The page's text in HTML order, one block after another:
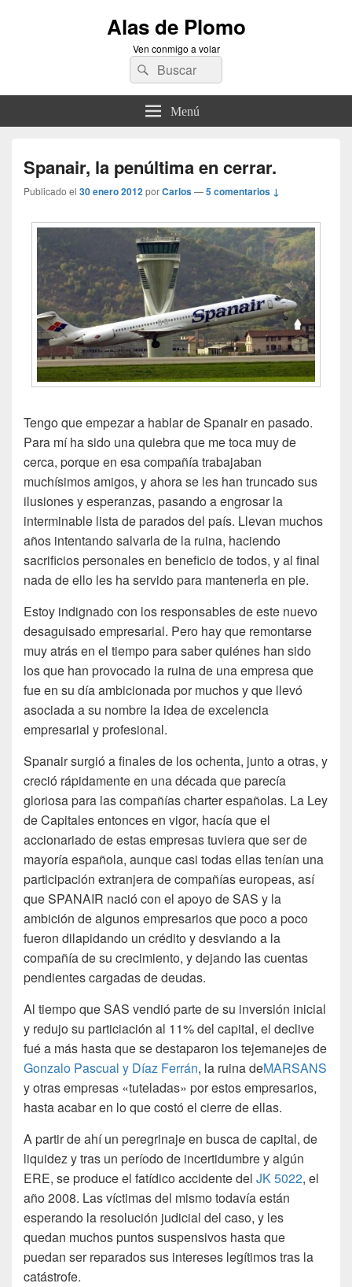
Alas de Plomo
Ven conmigo a volar
Buscar
por:
Buscar
Menú
Spanair, la penúltima en cerrar.
Publicado el 30 enero 2012porCarlos—5 comentarios ↓
Tengo que empezar a hablar de Spanair en pasado.
Para mí ha sido una quiebra que me toca muy de
cerca, porque en esa compañía trabajaban
muchísimos amigos, y ahora se les han truncado sus
ilusiones y esperanzas, pasando a engrosar la
interminable lista de parados del país. Llevan muchos
años intentando salvarla de la ruina, haciendo
sacrificios personales en beneficio de todos, y al final
nada de ello les ha servido para mantenerla en pie.
Estoy indignado con los responsables de este nuevo
desaguisado empresarial. Pero hay que remontarse
muy atrás en el tiempo para saber quiénes han sido
los que han provocado la ruina de una empresa que
fue en su día ambicionada por muchos y que llevó
asociada a su nombre la idea de excelencia
empresarial y profesional.
Spanair surgió a finales de los ochenta, junto a otras, y
creció rápidamente en una década que parecía
gloriosa para las compañías charter españolas. La Ley
de Capitales entonces en vigor, hacía que el
accionariado de estas empresas tuviera que ser de
mayoría española, aunque casi todas ellas tenían una
participación extranjera de compañías europeas, así
que SPANAIR nació con el apoyo de SAS y la
ambición de algunos empresarios que poco a poco
fueron dilapidando un crédito y desviando a la
compañía de su crecimiento, y dejando las cuentas
pendientes cargadas de deudas.
Al tiempo que SAS vendió parte de su inversión inicial
y redujo su particiación al 11% del capital, el declive
fué a más hasta que se destaparon los tejemanejes de
Gonzalo Pascual y Díaz Ferrán, la ruina deMARSANS
y otras empresas «tuteladas» por estos empresarios,
hasta acabar en lo que costó el cierre de ellas.
A partir de ahí un peregrinaje en busca de capital, de
liquidez y tras un período de incertidumbre y algún
ERE, se produce el fatídico accidente del JK 5022, el
año 2008. Las víctimas del mismo todavía están
esperando la resolución judicial del caso, y les
quedan muchos puntos suspensivos hasta que
puedan ser reparados sus intereses legítimos tras la
catástrofe.